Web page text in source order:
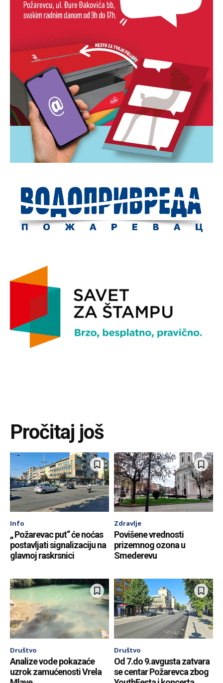
Pročitaj još
Info
„ Požarevac put“ će noćas
postavljati signalizaciju na
glavnoj raskrsnici
Zdravlje
Povišene vrednosti
prizemnog ozona u
Smederevu
Društvo
Analize vode pokazaće
uzrok zamućenosti Vrela
Društvo
Od 7.do 9.avgusta zatvara
se centar Požarevca zbog